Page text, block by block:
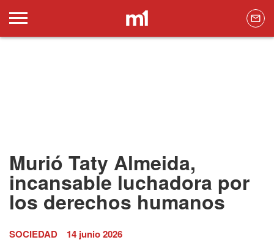
Murió Taty Almeida,
incansable luchadora por
los derechos humanos
SOCIEDAD 14 junio 2026